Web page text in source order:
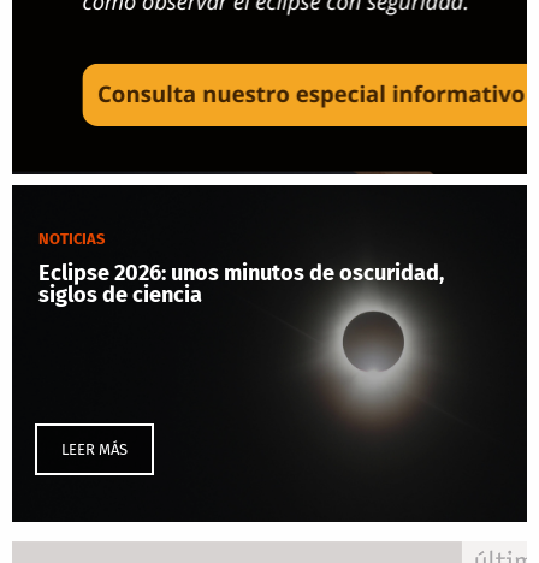
NOTICIAS
Eclipse 2026: unos minutos de oscuridad,
siglos de ciencia
LEER MÁS